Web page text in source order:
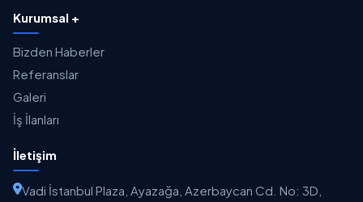
Kurumsal +
Bizden Haberler
Referanslar
Galeri
İş İlanları
İletişim
Vadi İstanbul Plaza, Ayazağa, Azerbaycan Cd. No: 3D,